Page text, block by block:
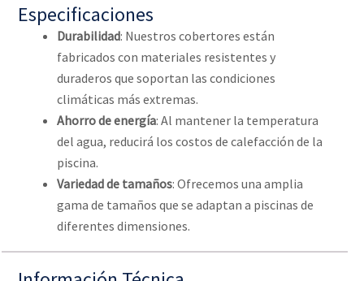
Especificaciones
Durabilidad: Nuestros cobertores están
fabricados con materiales resistentes y
duraderos que soportan las condiciones
climáticas más extremas.
Ahorro de energía: Al mantener la temperatura
del agua, reducirá los costos de calefacción de la
piscina.
Variedad de tamaños: Ofrecemos una amplia
gama de tamaños que se adaptan a piscinas de
diferentes dimensiones.